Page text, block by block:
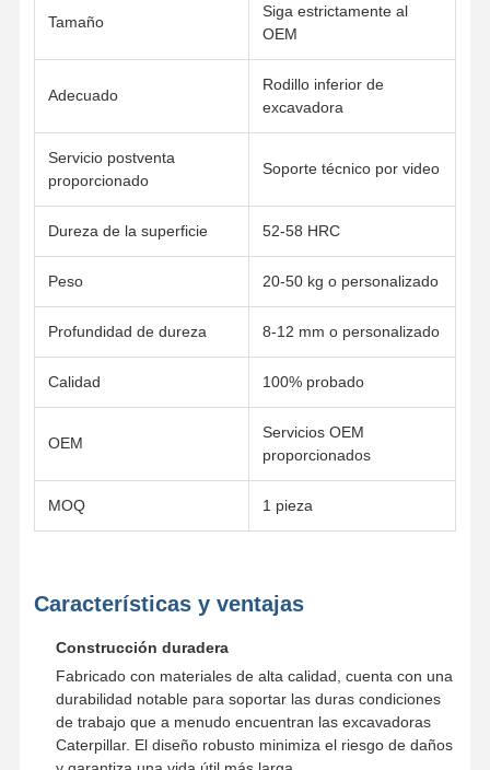
Dientes de cubo
El extremo de corte del dozer
Brazo del excavador
Presione el pin de la pista
Transporte de la matanza
Tamaño
Siga estrictamente al
OEM
Adecuado
Rodillo inferior de
excavadora
Servicio postventa
proporcionado
Soporte técnico por video
Dureza de la superficie 52-58 HRC
Peso 20-50 kg o personalizado
Profundidad de dureza 8-12 mm o personalizado
Calidad 100% probado
OEM
Servicios OEM
proporcionados
MOQ 1 pieza
Características y ventajas
Construcción duradera
Fabricado con materiales de alta calidad, cuenta con una
durabilidad notable para soportar las duras condiciones
de trabajo que a menudo encuentran las excavadoras
Caterpillar. El diseño robusto minimiza el riesgo de daños